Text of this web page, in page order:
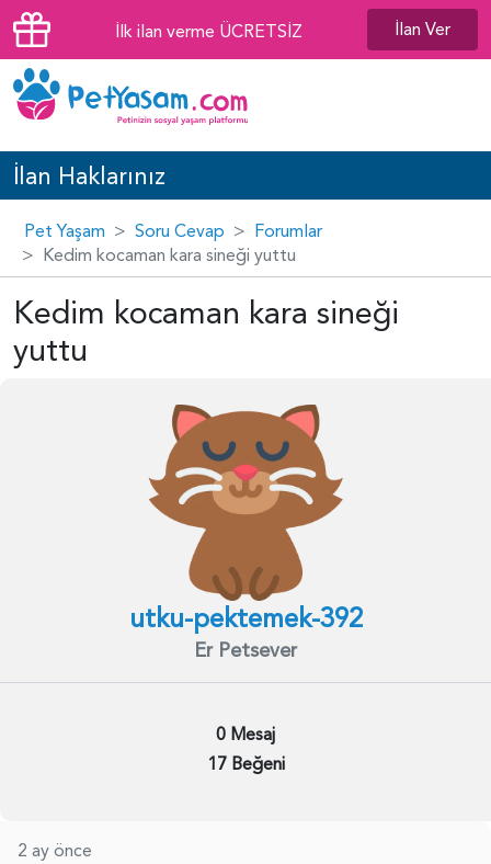
İlk ilan verme ÜCRETSİZ İlan Ver
İlan Haklarınız
Pet Yaşam Soru Cevap
Forumlar
Kedim kocaman kara sineği yuttu
Kedim kocaman kara sineği
yuttu
utku-pektemek-392
Er Petsever
0 Mesaj
17 Beğeni
2 ay önce